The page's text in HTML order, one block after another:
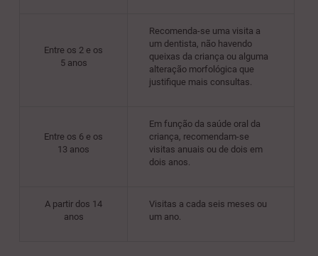
Entre os 2 e os
5 anos
Recomenda-se uma visita a
um dentista, não havendo
queixas da criança ou alguma
alteração morfológica que
justifique mais consultas.
Entre os 6 e os
13 anos
Em função da saúde oral da
criança, recomendam-se
visitas anuais ou de dois em
dois anos.
A partir dos 14
anos
Visitas a cada seis meses ou
um ano.